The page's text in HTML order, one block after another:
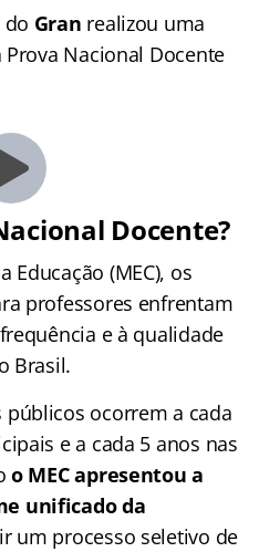
do Gran realizou uma
Nacional Docente
Docente?
(MEC), os
professores enfrentam
e à qualidade
Brasil.
ocorrem a cada
e a cada 5 anos nas
o MEC apresentou a
unificado da
um processo seletivo de